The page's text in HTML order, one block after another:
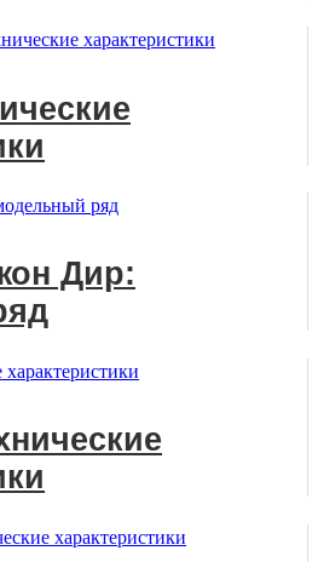
Дир: